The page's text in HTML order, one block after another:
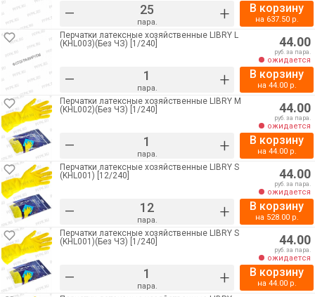
– пара. + В корзину
на 637.50р.
Перчатки латексные хозяйственные LIBRY L
(KHL003)(Без ЧЗ) [1/240]
– пара. +
44.00
руб. за пара.
ожидается
В корзину
на 44.00р.
Перчатки латексные хозяйственные LIBRY M
(KHL002)(Без ЧЗ) [1/240]
– пара. +
44.00
руб. за пара.
ожидается
В корзину
на 44.00р.
Перчатки латексные хозяйственные LIBRY S
(KHL001) [12/240]
– пара. +
44.00
руб. за пара.
ожидается
В корзину
на 528.00р.
Перчатки латексные хозяйственные LIBRY S
(KHL001)(Без ЧЗ) [1/240]
– пара. +
44.00
руб. за пара.
ожидается
В корзину
на 44.00р.